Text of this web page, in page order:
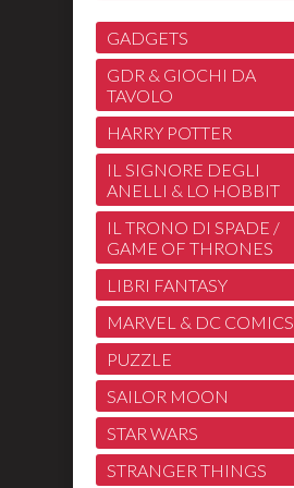
GADGETS
GDR & GIOCHI DA
TAVOLO
HARRY POTTER
IL SIGNORE DEGLI
ANELLI & LO HOBBIT
IL TRONO DI SPADE /
GAME OF THRONES
LIBRI FANTASY
MARVEL & DC COMICS
PUZZLE
SAILOR MOON
STAR WARS
STRANGER THINGS